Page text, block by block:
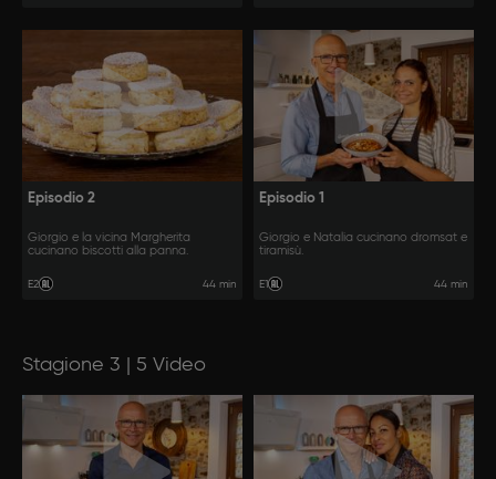
Episodio 2
Giorgio e la vicina Margherita
cucinano biscotti alla panna.
E2 44 min
Episodio 1
Giorgio e Natalia cucinano dromsat e
tiramisù.
E1 44 min
Stagione 3 | 5 Video